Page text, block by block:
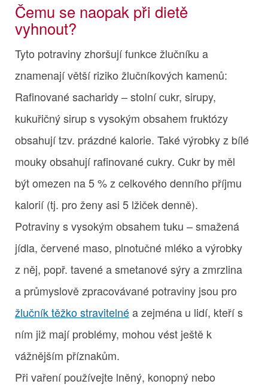
Čemu se naopak při dietě
vyhnout?
Tyto potraviny zhoršují funkce žlučníku a
znamenají větší riziko žlučníkových kamenů:
Rafinované sacharidy – stolní cukr, sirupy,
kukuřičný sirup s vysokým obsahem fruktózy
obsahují tzv. prázdné kalorie. Také výrobky z bílé
mouky obsahují rafinované cukry. Cukr by měl
být omezen na 5 % z celkového denního příjmu
kalorií (tj. pro ženy asi 5 lžiček denně).
Potraviny s vysokým obsahem tuku – smažená
jídla, červené maso, plnotučné mléko a výrobky
z něj, popř. tavené a smetanové sýry a zmrzlina
a průmyslově zpracovávané potraviny jsou pro
žlučník těžko stravitelnéa zejména u lidí, kteří s
ním již mají problémy, mohou vést ještě k
vážnějším příznakům.
Při vaření používejte lněný, konopný nebo